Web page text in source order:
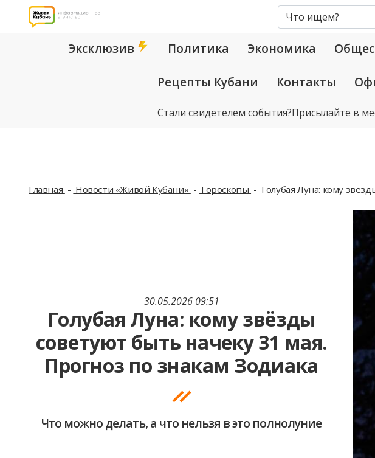
Эксклюзив Политика Экономика
Рецепты Кубани Контакты
Стали свидетелем события?Присылайте в
Главная Новости «Живой Кубани» Гороскопы Голубая Луна: кому
30.05.2026 09:51
Голубая Луна: кому звёзды
советуют быть начеку 31 мая.
Прогноз по знакам Зодиака
Что можно делать, а что нельзя в это полнолуние